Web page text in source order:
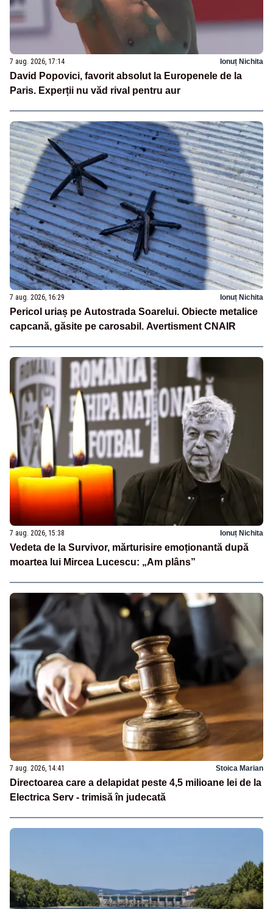
7 aug. 2026, 17:14 Ionuț Nichita
David Popovici, favorit absolut la Europenele de la
Paris. Experții nu văd rival pentru aur
7 aug. 2026, 16:29 Ionuț Nichita
Pericol uriaș pe Autostrada Soarelui. Obiecte metalice
capcană, găsite pe carosabil. Avertisment CNAIR
7 aug. 2026, 15:38 Ionuț Nichita
Vedeta de la Survivor, mărturisire emoționantă după
moartea lui Mircea Lucescu: „Am plâns”
7 aug. 2026, 14:41 Stoica Marian
Directoarea care a delapidat peste 4,5 milioane lei de la
Electrica Serv - trimisă în judecată